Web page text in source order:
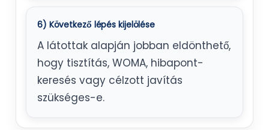
6) Következő lépés kijelölése
A látottak alapján jobban eldönthető,
hogy tisztítás, WOMA, hibapont-
keresés vagy célzott javítás
szükséges-e.